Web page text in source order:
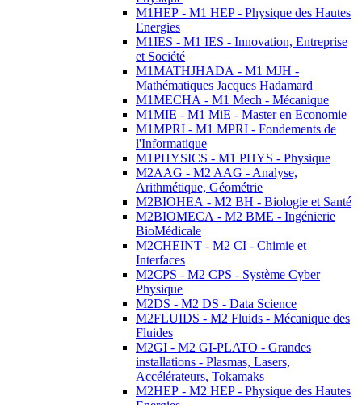
M1HEP - M1 HEP - Physique des Hautes
Energies
M1IES - M1 IES - Innovation, Entreprise
et Société
M1MATHJHADA - M1 MJH -
Mathématiques Jacques Hadamard
M1MECHA - M1 Mech - Mécanique
M1MIE - M1 MiE - Master en Economie
M1MPRI - M1 MPRI - Fondements de
l'Informatique
M1PHYSICS - M1 PHYS - Physique
M2AAG - M2 AAG - Analyse,
Arithmétique, Géométrie
M2BIOHEA - M2 BH - Biologie et Santé
M2BIOMECA - M2 BME - Ingénierie
BioMédicale
M2CHEINT - M2 CI - Chimie et
Interfaces
M2CPS - M2 CPS - Système Cyber
Physique
M2DS - M2 DS - Data Science
M2FLUIDS - M2 Fluids - Mécanique des
Fluides
M2GI - M2 GI-PLATO - Grandes
installations - Plasmas, Lasers,
Accélérateurs, Tokamaks
M2HEP - M2 HEP - Physique des Hautes